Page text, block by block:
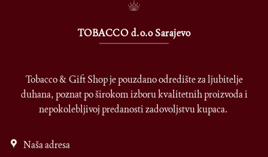
TOBACCO d.o.o Sarajevo
Tobacco & Gift Shop je pouzdano odredište za ljubitelje
duhana, poznat po širokom izboru kvalitetnih proizvoda i
nepokolebljivoj predanosti zadovoljstvu kupaca.
Naša adresa